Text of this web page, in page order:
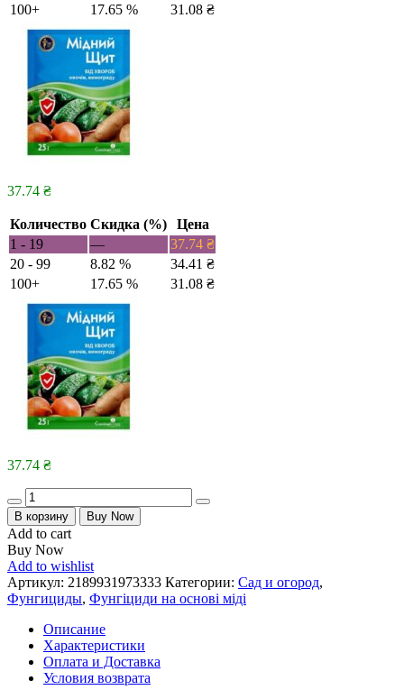
100+
17.65 % 31.08 ₴
37.74 ₴
Количество Скидка (%)
Цена
1 - 19
— 37.74 ₴
20 - 99
8.82 % 34.41 ₴
100+
17.65 % 31.08 ₴
37.74 ₴
Quantity
В корзину Buy Now
Add to cart
Buy Now
Add to wishlist
Артикул: 2189931973333 Категории: Сад и огород,
Фунгициды, Фунгіциди на основі міді
Описание
Характеристики
Оплата и Доставка
Условия возврата